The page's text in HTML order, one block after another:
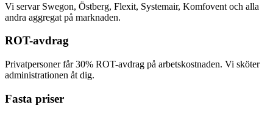
Vi servar Swegon, Östberg, Flexit, Systemair, Komfovent och alla
andra aggregat på marknaden.
ROT-avdrag
Privatpersoner får 30% ROT-avdrag på arbetskostnaden. Vi sköter
administrationen åt dig.
Fasta priser